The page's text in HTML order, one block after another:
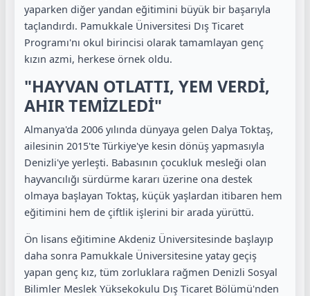
yaparken diğer yandan eğitimini büyük bir başarıyla
taçlandırdı. Pamukkale Üniversitesi Dış Ticaret
Programı'nı okul birincisi olarak tamamlayan genç
kızın azmi, herkese örnek oldu.
"HAYVAN OTLATTI, YEM VERDİ,
AHIR TEMİZLEDİ"
Almanya'da 2006 yılında dünyaya gelen Dalya Toktaş,
ailesinin 2015'te Türkiye'ye kesin dönüş yapmasıyla
Denizli'ye yerleşti. Babasının çocukluk mesleği olan
hayvancılığı sürdürme kararı üzerine ona destek
olmaya başlayan Toktaş, küçük yaşlardan itibaren hem
eğitimini hem de çiftlik işlerini bir arada yürüttü.
Ön lisans eğitimine Akdeniz Üniversitesinde başlayıp
daha sonra Pamukkale Üniversitesine yatay geçiş
yapan genç kız, tüm zorluklara rağmen Denizli Sosyal
Bilimler Meslek Yüksekokulu Dış Ticaret Bölümü'nden